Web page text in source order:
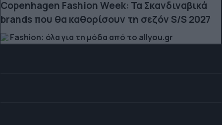
Copenhagen Fashion Week: Τα Σκανδιναβικά
brands που θα καθορίσουν τη σεζόν S/S 2027
Fashion: όλα για τη μόδα από το allyou.gr